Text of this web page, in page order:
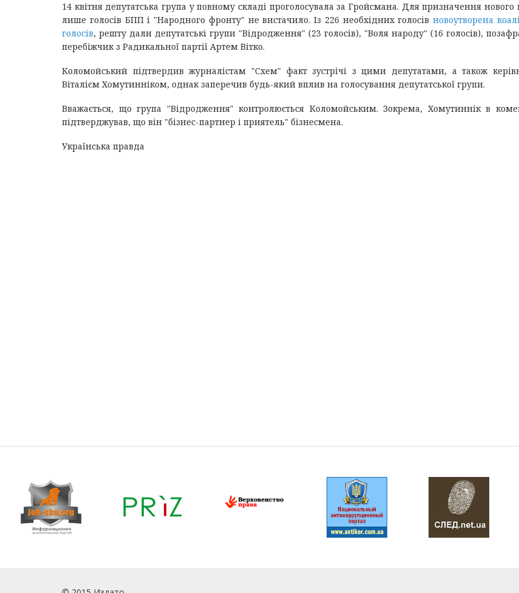
14 квітня депутатська група у повному складі проголосувала за Гройсмана. Для призначення нового
лише голосів БПП і "Народного фронту" не вистачило. Із 226 необхідних голосівновоутворена
голосів, решту дали депутатські групи "Відродження" (23 голосів), "Воля народу" (16 голосів),
перебіжчик з Радикальної партії Артем Вітко.
Коломойський підтвердив журналістам "Схем" факт зустрічі з цими депутатами, а також
Віталієм Хомутинніком, однак заперечив будь-який вплив на голосування депутатської групи.
Вважається, що група "Відродження" контролюється Коломойським. Зокрема, Хомутиннік в
підтверджував, що він "бізнес-партнер і приятель" бізнесмена.
Українська правда